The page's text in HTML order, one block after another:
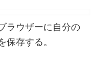
ラウザーに自分の
存する。